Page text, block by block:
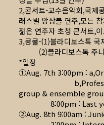
2,콘서트-교수음악회,국제
래스별 앙상블 연주,모든
젊은 연주자 초청 콘서트,
3,콩쿨-(1)블라디보스톡 국
(2)블라디보스톡 주니
*일정
①Aug. 7th 3:00pm :
b,Professors
group & ensemble
8:00pm : Last
②Aug. 8th 9:00am :